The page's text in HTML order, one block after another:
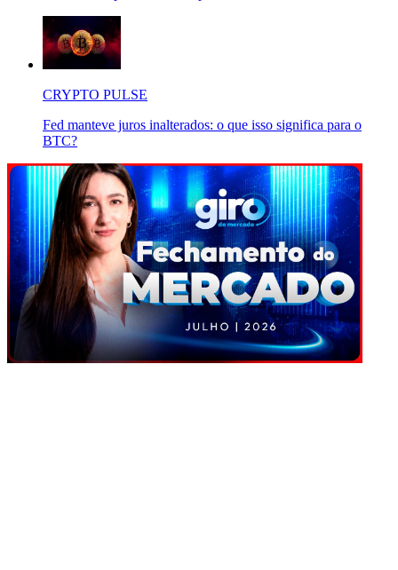
CRYPTO PULSE
Fed manteve juros inalterados: o que isso significa para o
BTC?